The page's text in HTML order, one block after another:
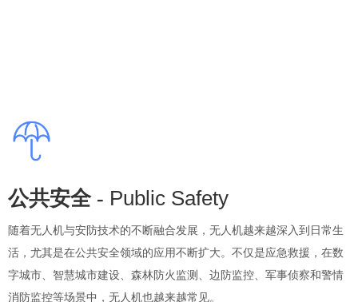
公共安全 - Public Safety
随着无人机与安防技术的不断融合发展，无人机越来越深入到日常生
活，尤其是在公共安全领域的应用不断扩大。不仅是应急救援，在数
字城市、智慧城市建设、森林防火监测、边防监控、军事侦察和警情
消防监控等场景中，无人机也越来越常见。